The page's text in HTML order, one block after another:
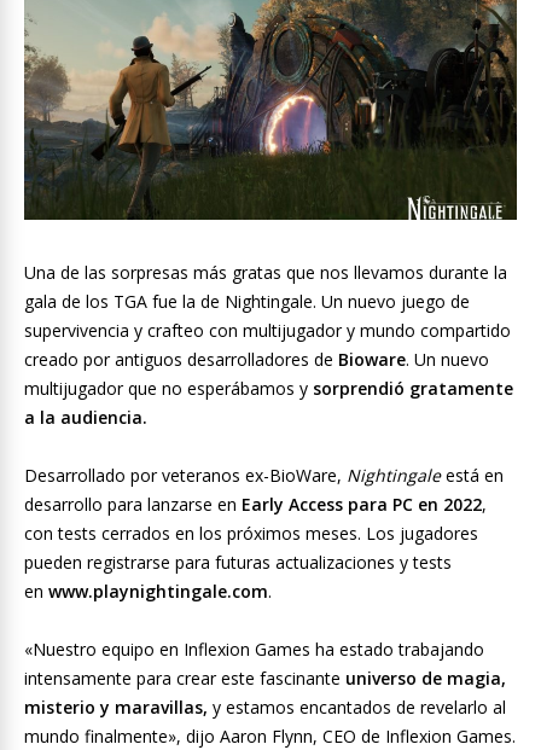
Una de las sorpresas más gratas que nos llevamos durante la
gala de los TGA fue la de Nightingale. Un nuevo juego de
supervivencia y crafteo con multijugador y mundo compartido
creado por antiguos desarrolladores de Bioware. Un nuevo
multijugador que no esperábamos y sorprendió gratamente
a la audiencia.
Desarrollado por veteranos ex-BioWare, Nightingaleestá en
desarrollo para lanzarse en Early Access para PC en 2022,
con tests cerrados en los próximos meses. Los jugadores
pueden registrarse para futuras actualizaciones y tests
en www.playnightingale.com.
«Nuestro equipo en Inflexion Games ha estado trabajando
intensamente para crear este fascinante universo de magia,
misterio y maravillas, y estamos encantados de revelarlo al
mundo finalmente», dijo Aaron Flynn, CEO de Inflexion Games.